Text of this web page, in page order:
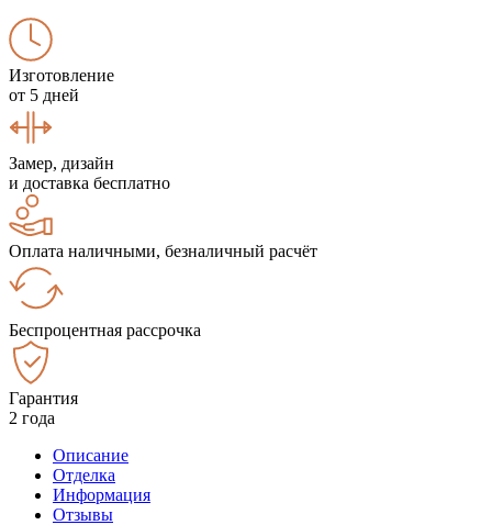
Изготовление
от 5 дней
Замер, дизайн
и доставка бесплатно
Оплата наличными, безналичный расчёт
Беспроцентная рассрочка
Гарантия
2 года
Описание
Отделка
Информация
Отзывы